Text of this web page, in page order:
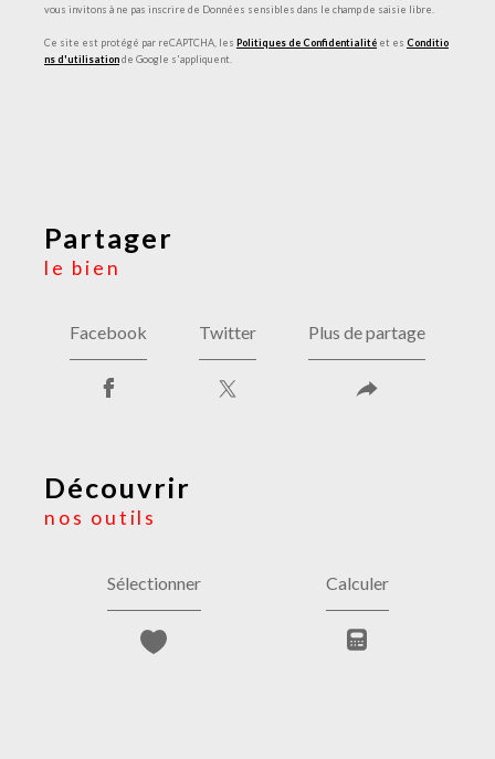
vous invitons à ne pas inscrire de Données sensibles dans le champ de saisie libre.
Ce site est protégé par reCAPTCHA, les Politiques de Confidentialité et es Conditio
ns d'utilisationde Google s'appliquent.
partager
le bien
Facebook Twitter Plus de partage
découvrir
nos outils
Sélectionner Calculer